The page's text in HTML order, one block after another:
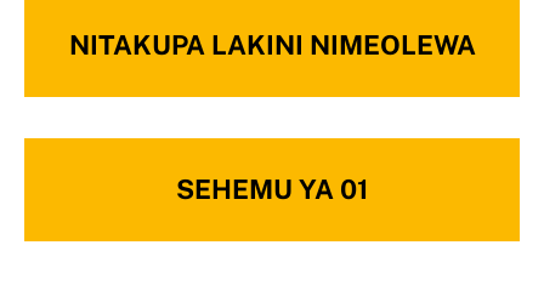
NITAKUPA LAKINI NIMEOLEWA
SEHEMU YA 01